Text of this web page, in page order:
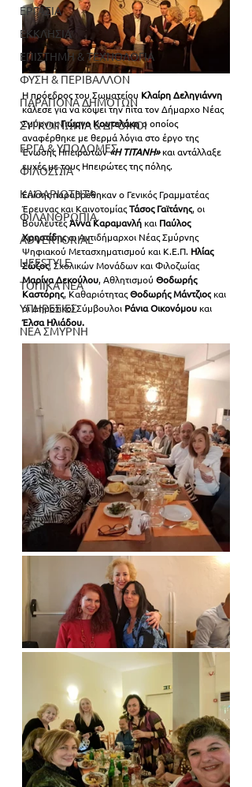
ΕΡΓΑΣΙΑ
ΕΚΚΛΗΣΙΑ
ΕΠΙΣΤΗΜΗ & ΤΕΧΝΟΛΟΓΙΑ
ΦΥΣΗ & ΠΕΡΙΒΑΛΛΟΝ
ΠΑΡΑΠΟΝΑ ΔΗΜΟΤΩΝ
ΣΥΓΚΟΙΝΩΝΙΑ & ΔΡΟΜΟΙ
ΕΡΓΑ & ΥΠΟΔΟΜΕΣ
ΦΙΛΟΖΩΙΑ
ΚΑΘΑΡΙΟΤΗΤΑ
ΦΙΛΑΝΘΡΩΠΙΑ
ADVERTORIAL
LIFESTYLE
ΤΟΠΙΚΑ ΝΕΑ
ΥΠΗΡΕΣΙΕΣ
ΝΕΑ ΣΜΥΡΝΗ
Η πρόεδρος του Σωματείου Κλαίρη Δεληγιάννη
κάλεσε για να κόψει την πίτα τον Δήμαρχο Νέας
Σμύρνης Γιώργο Κουτελάκη ο οποίος
αναφέρθηκε με θερμά λόγια στο έργο της
Ένωσης Ηπειρωτών «Η ΤΙΤΑΝΗ» και αντάλλαξε
ευχές με τους Ηπειρώτες της πόλης.
Επίσης παραβρέθηκαν ο Γενικός Γραμματέας
Έρευνας και Καινοτομίας Τάσος Γαϊτάνης, οι
Βουλευτές Άννα Καραμανλή και Παύλος
Χρηστίδης οι Αντιδήμαρχοι Νέας Σμύρνης
Ψηφιακού Μετασχηματισμού και Κ.Ε.Π. Ηλίας
Σώζος, Σχολικών Μονάδων και Φιλοζωίας
Μαρίνα Δεκούλου, Αθλητισμού Θοδωρής
Καστόρης, Καθαριότητας Θοδωρής Μάντζιος και
οι Δημοτικοί Σύμβουλοι Ράνια Οικονόμου και
Έλσα Ηλιάδου.